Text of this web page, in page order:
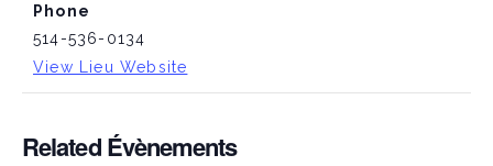
Phone
514-536-0134
View Lieu Website
Related Évènements